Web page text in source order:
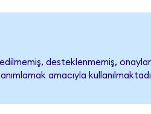
desteklenmemiş,
amacıyla